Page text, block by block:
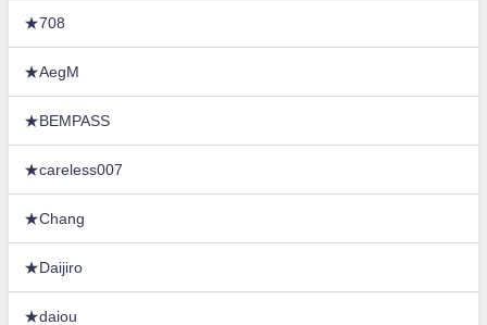
★708
★AegM
★BEMPASS
★careless007
★Chang
★Daijiro
★daiou